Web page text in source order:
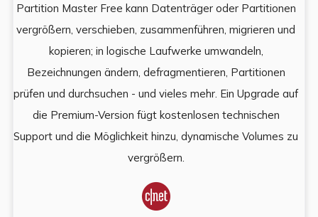
Partition Master Free kann Datenträger oder Partitionen
vergrößern, verschieben, zusammenführen, migrieren und
kopieren; in logische Laufwerke umwandeln,
Bezeichnungen ändern, defragmentieren, Partitionen
prüfen und durchsuchen - und vieles mehr. Ein Upgrade auf
die Premium-Version fügt kostenlosen technischen
Support und die Möglichkeit hinzu, dynamische Volumes zu
vergrößern.
